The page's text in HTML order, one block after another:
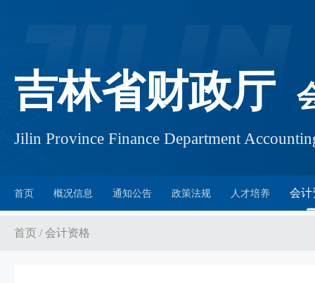
吉林省财政厅
Jilin Province Finance Department
首页 概况信息 通知公告 政策法规 人才培养 会计
首页 /会计资格